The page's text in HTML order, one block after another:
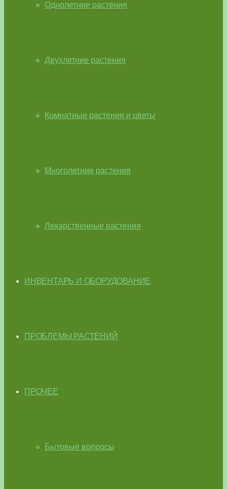
Однолетние растения
Двухлетние растения
Комнатные растения и цветы
Многолетние растения
Лекарственные растения
ИНВЕНТАРЬ И ОБОРУДОВАНИЕ
ПРОБЛЕМЫ РАСТЕНИЙ
ПРОЧЕЕ
Бытовые вопросы